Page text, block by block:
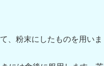
、粉末にしたものを用いま